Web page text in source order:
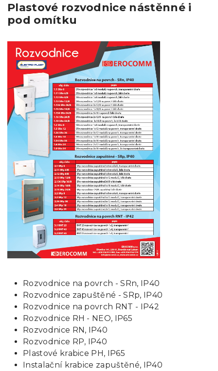
Plastové rozvodnice nástěnné i
pod omítku
Rozvodnice na povrch - SRn, IP40
Rozvodnice zapuštěné - SRp, IP40
Rozvodnice na povrch RNT - IP42
Rozvodnice RH - NEO, IP65
Rozvodnice RN, IP40
Rozvodnice RP, IP40
Plastové krabice PH, IP65
Instalační krabice zapuštěné, IP40